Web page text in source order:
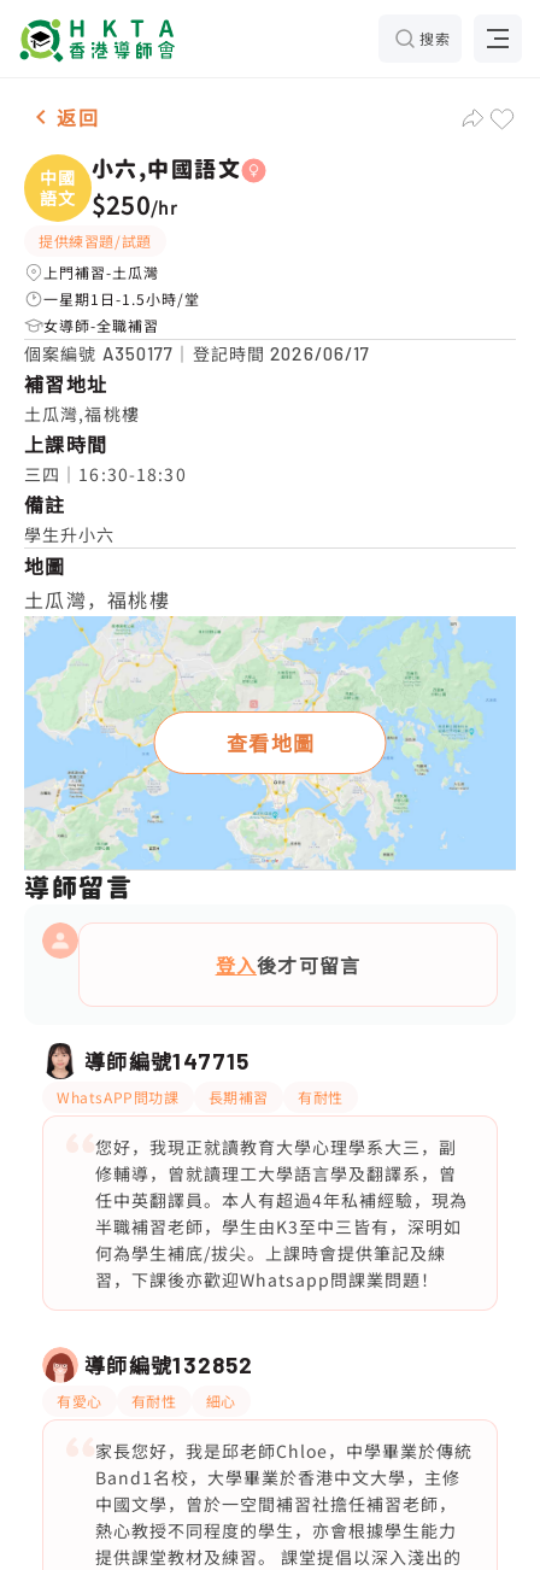
搜索
女-1名 小六,中國語文，土瓜灣 補習推介
返回
中國
語文
小六,中國語文
$250/hr
提供練習題/試題
上門補習-土瓜灣
一星期1日-1.5小時/堂
女導師-全職補習
個案編號 A350177 ｜登記時間2026/06/17
補習地址
土瓜灣,福桃樓
上課時間
三四｜16:30-18:30
備註
學生升小六
地圖
土瓜灣，福桃樓
查看地圖
導師留言
登入後才可留言
導師編號147715
WhatsAPP問功課 長期補習 有耐性
您好，我現正就讀教育大學心理學系大三，副
修輔導，曾就讀理工大學語言學及翻譯系，曾
任中英翻譯員。本人有超過4年私補經驗，現為
半職補習老師，學生由K3至中三皆有，深明如
何為學生補底/拔尖。上課時會提供筆記及練
習，下課後亦歡迎Whatsapp問課業問題！
導師編號132852
有愛心 有耐性 細心
家長您好，我是邱老師Chloe，中學畢業於傳統
Band1名校，大學畢業於香港中文大學，主修
中國文學，曾於一空間補習社擔任補習老師，
熱心教授不同程度的學生，亦會根據學生能力
提供課堂教材及練習。 課堂提倡以深入淺出的